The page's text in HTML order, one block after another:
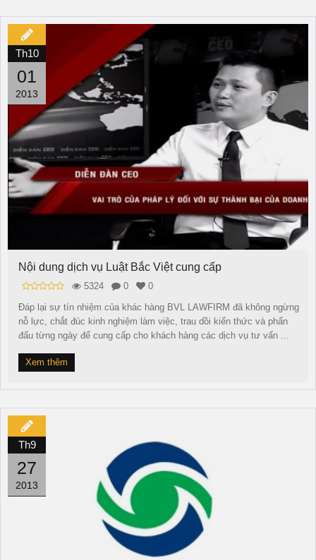
Th10
01
2013
Nội dung dịch vụ Luật Bắc Việt cung cấp
5324 0
0
Đáp lại sự tín nhiệm của khác hàng BVL LAWFIRM đã không ngừng
nỗ lực, chắt đúc kinh nghiệm làm việc, trau dồi kiến thức và phấn
đấu từng ngày để cung cấp cho khách hàng các dịch vụ tư vấn ...
Xem thêm
Th9
27
2013